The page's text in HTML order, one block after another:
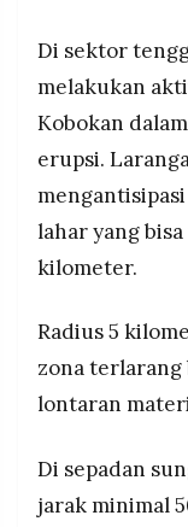
Di sektor
melakukan
Kobokan
erupsi.
lahar yang
kilometer.
Radius 5
zona terlarang
lontaran
Di sepadan
jarak minimal